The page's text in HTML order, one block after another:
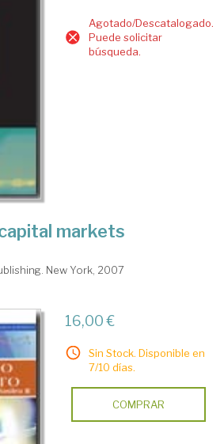
Agotado/Descatalogado.
Puede solicitar
búsqueda.
markets
New York, 2007
16,00 €
Sin Stock. Disponible en
7/10 días.
COMPRAR